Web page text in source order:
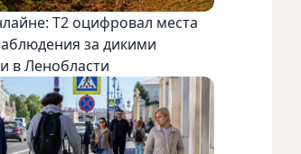
Т2 оцифровал места
за дикими
в Ленобласти